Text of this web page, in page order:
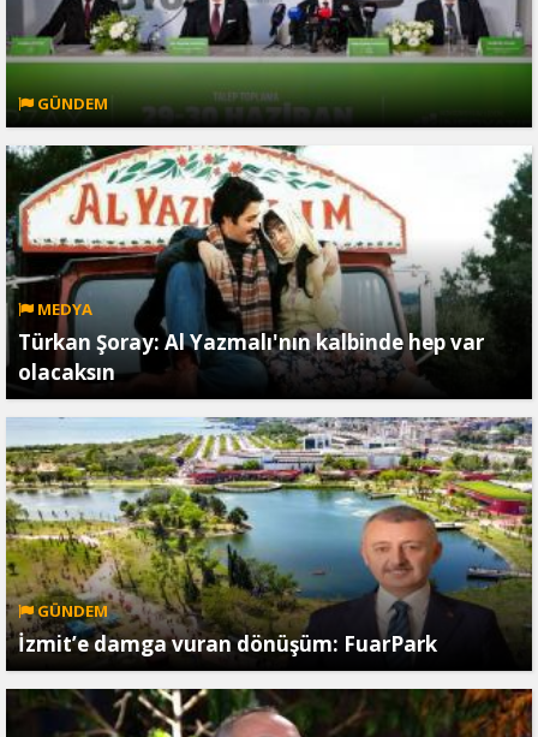
GÜNDEM
MEDYA
Türkan Şoray: Al Yazmalı'nın kalbinde hep var
olacaksın
GÜNDEM
İzmit’e damga vuran dönüşüm: FuarPark